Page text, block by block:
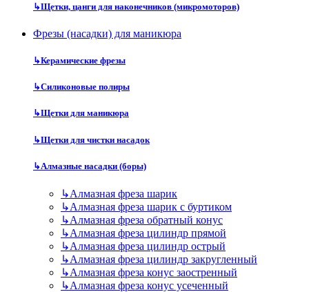
↳Щетки, цанги для наконечников (микромоторов)
Фрезы (насадки) для маникюра
↳Керамические фрезы
↳Силиконовые полиры
↳Щетки для маникюра
↳Щетки для чистки насадок
↳Алмазные насадки (боры)
↳Алмазная фреза шарик
↳Алмазная фреза шарик с буртиком
↳Алмазная фреза обратный конус
↳Алмазная фреза цилиндр прямой
↳Алмазная фреза цилиндр острый
↳Алмазная фреза цилиндр закругленный
↳Алмазная фреза конус заостренный
↳Алмазная фреза конус усеченный